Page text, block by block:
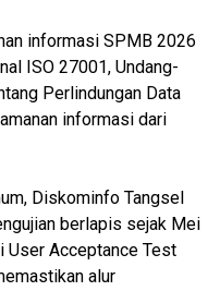
informasi SPMB 2026
ISO 27001, Undang-
Perlindungan Data
informasi dari
Diskominfo Tangsel
berlapis sejak Mei
User Acceptance Test
alur